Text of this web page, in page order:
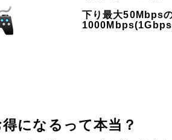
下り最大50Mbps
になるって本当？